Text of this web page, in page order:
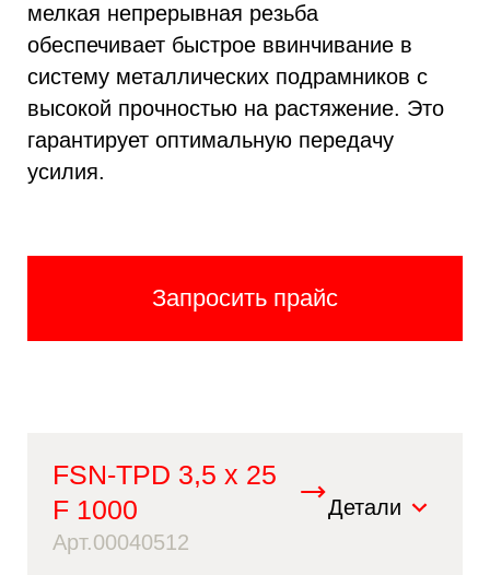
мелкая непрерывная резьба
обеспечивает быстрое ввинчивание в
систему металлических подрамников с
высокой прочностью на растяжение. Это
гарантирует оптимальную передачу
усилия.
Запросить прайс
FSN-TPD 3,5 x 25
F 1000
Арт.00040512
Детали